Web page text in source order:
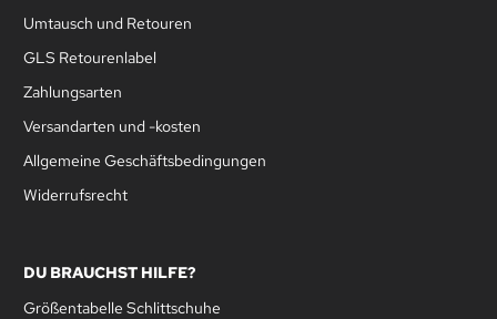
Umtausch und Retouren
GLS Retourenlabel
Zahlungsarten
Versandarten und -kosten
Allgemeine Geschäftsbedingungen
Widerrufsrecht
DU BRAUCHST HILFE?
Größentabelle Schlittschuhe